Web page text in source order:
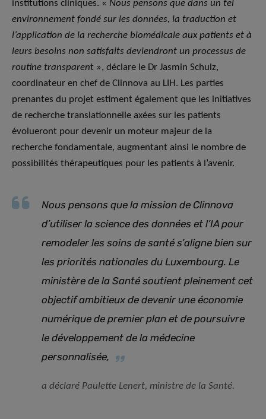
institutions cliniques. « Nous pensons que dans un tel
environnement fondé sur les données, la traduction et
l’application de la recherche biomédicale aux patients et à
leurs besoins non satisfaits deviendront un processus de
routine transparent », déclare le Dr Jasmin Schulz,
coordinateur en chef de Clinnova au LIH. Les parties
prenantes du projet estiment également que les initiatives
de recherche translationnelle axées sur les patients
évolueront pour devenir un moteur majeur de la
recherche fondamentale, augmentant ainsi le nombre de
possibilités thérapeutiques pour les patients à l’avenir.
Nous pensons que la mission de Clinnova
d’utiliser la science des données et l’IA pour
remodeler les soins de santé s’aligne bien sur
les priorités nationales du Luxembourg. Le
ministère de la Santé soutient pleinement cet
objectif ambitieux de devenir une économie
numérique de premier plan et de poursuivre
le développement de la médecine
personnalisée,
a déclaré Paulette Lenert, ministre de la Santé.